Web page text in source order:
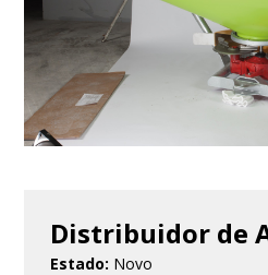
Distribuidor de
Estado: Novo